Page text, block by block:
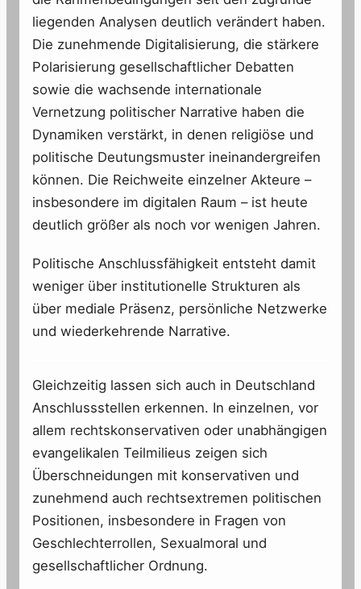
liegenden Analysen deutlich verändert haben.
Die zunehmende Digitalisierung, die stärkere
Polarisierung gesellschaftlicher Debatten
sowie die wachsende internationale
Vernetzung politischer Narrative haben die
Dynamiken verstärkt, in denen religiöse und
politische Deutungsmuster ineinandergreifen
können. Die Reichweite einzelner Akteure –
insbesondere im digitalen Raum – ist heute
deutlich größer als noch vor wenigen Jahren.
Politische Anschlussfähigkeit entsteht damit
weniger über institutionelle Strukturen als
über mediale Präsenz, persönliche Netzwerke
und wiederkehrende Narrative.
Gleichzeitig lassen sich auch in Deutschland
Anschlussstellen erkennen. In einzelnen, vor
allem rechtskonservativen oder unabhängigen
evangelikalen Teilmilieus zeigen sich
Überschneidungen mit konservativen und
zunehmend auch rechtsextremen politischen
Positionen, insbesondere in Fragen von
Geschlechterrollen, Sexualmoral und
gesellschaftlicher Ordnung.